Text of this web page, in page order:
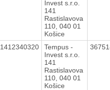
Invest s.r.o.
141
Rastislavova
110, 040 01
Košice
1412340320
Tempus -
Invest s.r.o.
141
Rastislavova
110, 040 01
Košice